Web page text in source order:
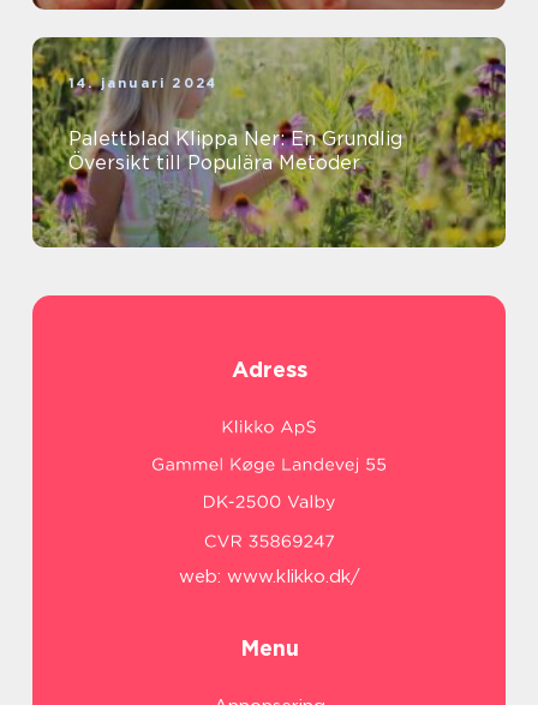
14. januari 2024
Palettblad Klippa Ner: En Grundlig
Översikt till Populära Metoder
Adress
web: www.klikko.dk/
Menu